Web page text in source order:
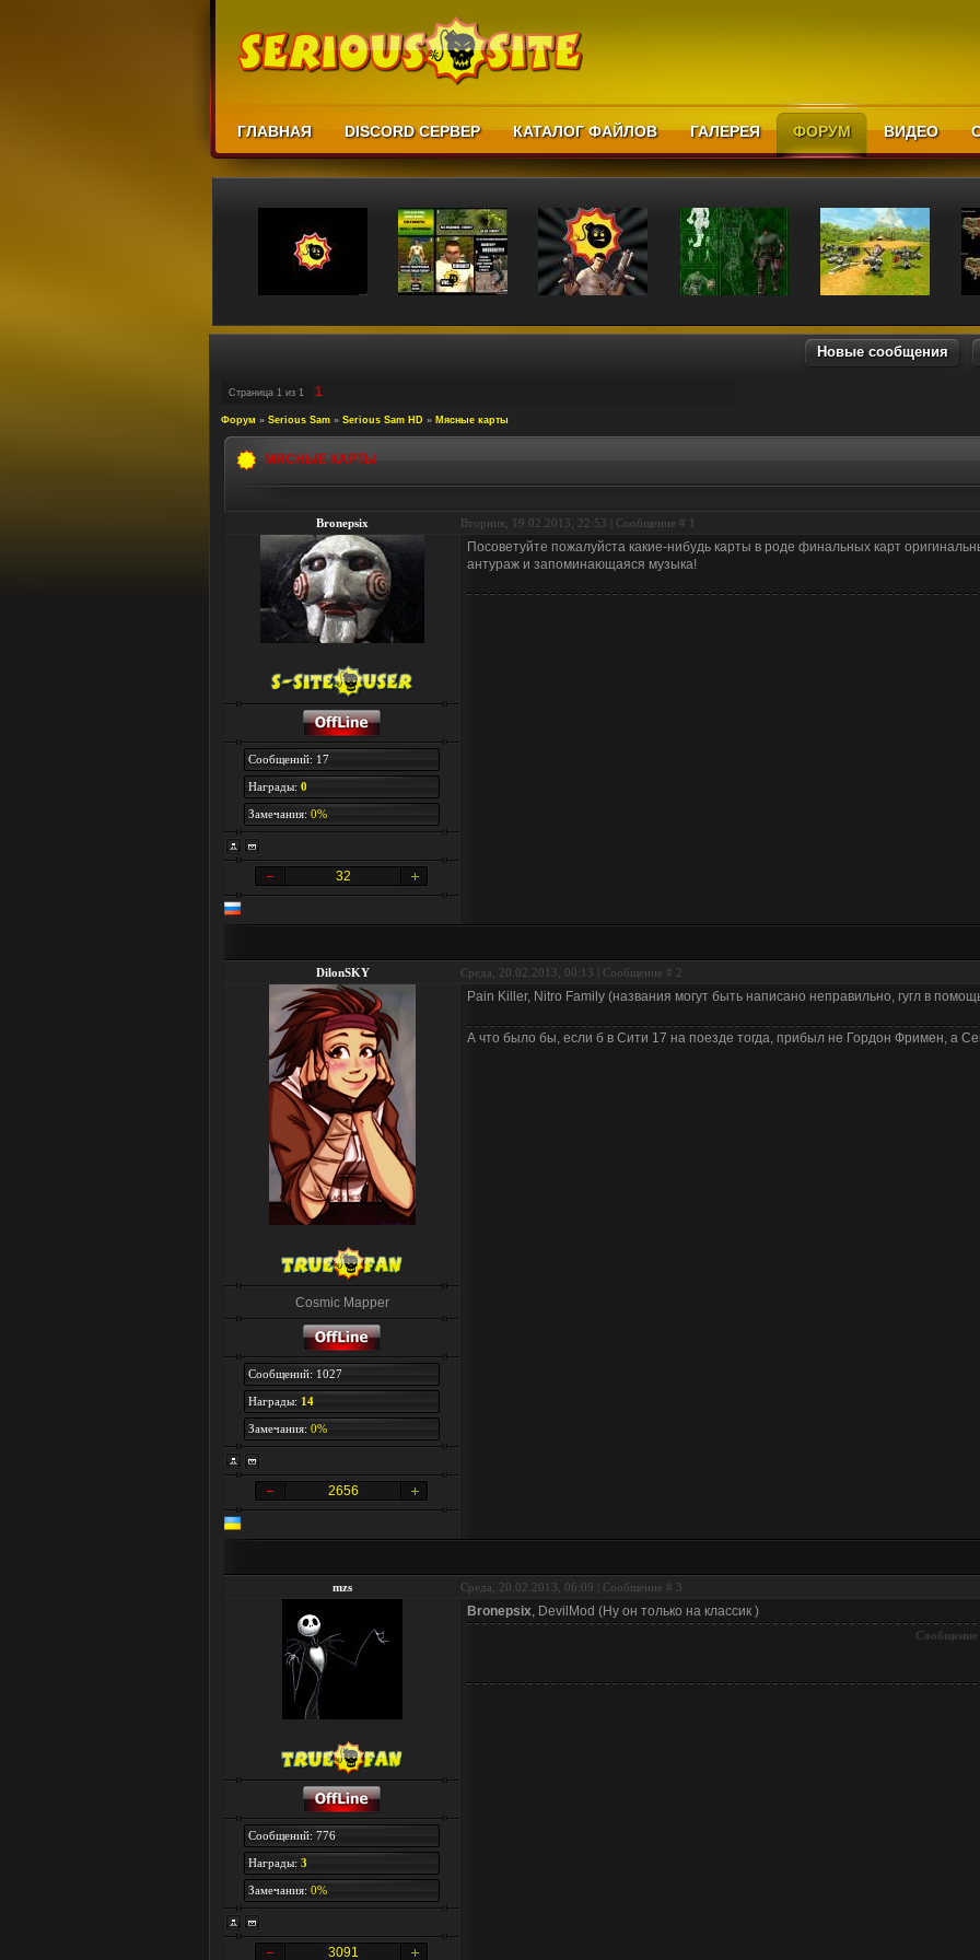
ГЛАВНАЯ DISCORD СЕРВЕР КАТАЛОГ ФАЙЛОВ ГАЛЕРЕЯ ФОРУМ ВИДЕО
Новые сообщения
Страница 1 из 1 1
Форум » Serious Sam » Serious Sam HD » Мясные карты
МЯСНЫЕ КАРТЫ
Bronepsix Вторник, 19.02.2013, 22:53 | Сообщение # 1
Сообщений: 17
Награды: 0
Замечания: 0%
32
Посоветуйте пожалуйста какие-нибудь карты в роде финальных карт
антураж и запоминающаяся музыка!
DilonSKY Среда, 20.02.2013, 00:13 | Сообщение # 2
Cosmic Mapper
Сообщений: 1027
Награды: 14
Замечания: 0%
2656
Pain Killer, Nitro Family (названия могут быть написано неправильно, гугл в
А что было бы, если б в Сити 17 на поезде тогда, прибыл не Гордон Фримен, а
mzs Среда, 20.02.2013, 06:09 | Сообщение # 3
Сообщений: 776
Награды: 3
Замечания: 0%
3091
Bronepsix, DevilMod (Ну он только на классик )
Сообщение